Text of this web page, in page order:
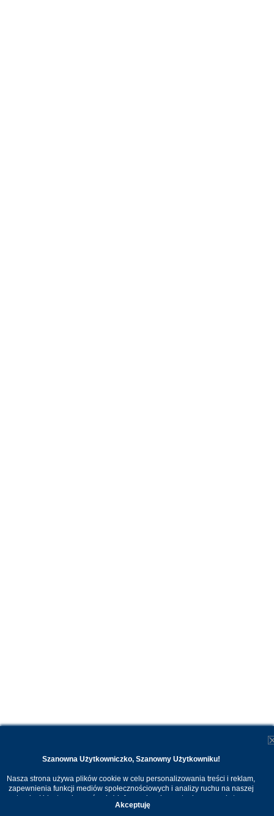
Szanowna Użytkowniczko, Szanowny Użytkowniku!
Nasza strona używa plików cookie w celu personalizowania treści i reklam,
zapewnienia funkcji mediów społecznościowych i analizy ruchu na naszej
stronie. Udostępniamy również informacje o korzystaniu z naszej strony
internetowej naszym zaufanym partnerom. Dzięki cookies możemy
Akceptuję